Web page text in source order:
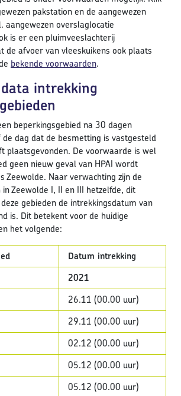
pakstation en de aangewezen
aangewezen overslaglocatie
is er een pluimveeslachterij
de afvoer van vleeskuikens ook plaats
bekende voorwaarden.
intrekking
beperkingsgebied na 30 dagen
dag dat de besmetting is vastgesteld
plaatsgevonden. De voorwaarde is wel
geen nieuw geval van HPAI wordt
Zeewolde. Naar verwachting zijn de
Zeewolde I, II en III hetzelfde, dit
gebieden de intrekkingsdatum van
is. Dit betekent voor de huidige
het volgende:
Datum intrekking
2021
26.11 (00.00 uur)
29.11 (00.00 uur)
02.12 (00.00 uur)
05.12 (00.00 uur)
05.12 (00.00 uur)